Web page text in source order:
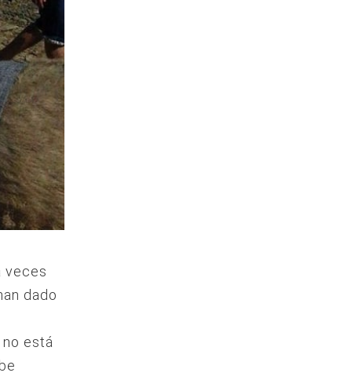
veces
dado
está